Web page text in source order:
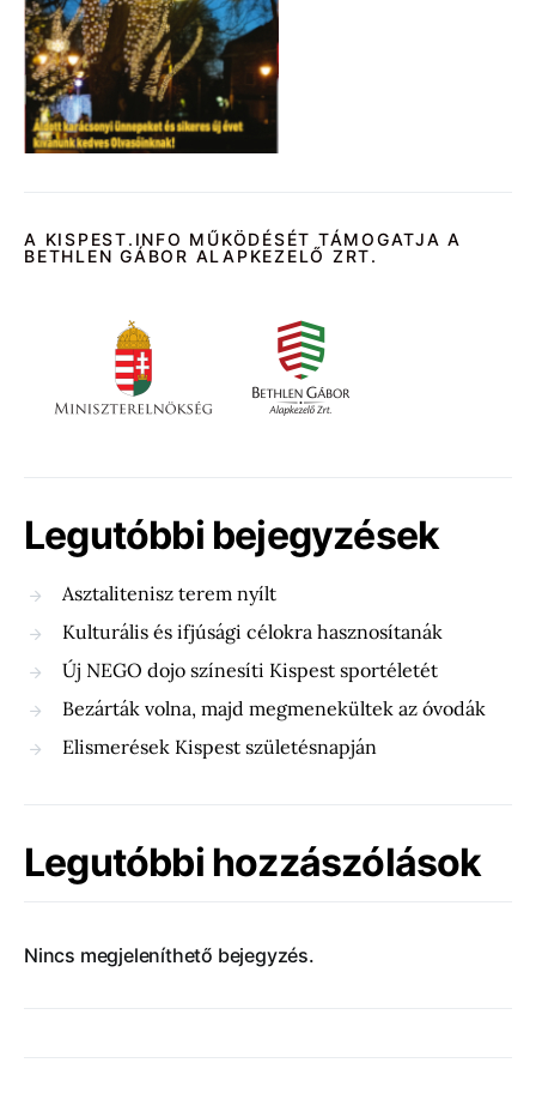
A KISPEST.INFO MŰKÖDÉSÉT TÁMOGATJA A
BETHLEN GÁBOR ALAPKEZELŐ ZRT.
Legutóbbi bejegyzések
Asztalitenisz terem nyílt
Kulturális és ifjúsági célokra hasznosítanák
Új NEGO dojo színesíti Kispest sportéletét
Bezárták volna, majd megmenekültek az óvodák
Elismerések Kispest születésnapján
Legutóbbi hozzászólások
Nincs megjeleníthető bejegyzés.